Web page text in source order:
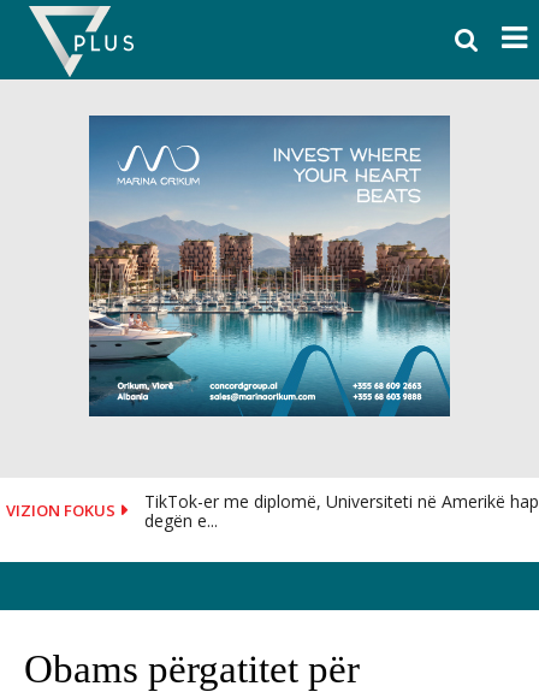
Skip
content
VIZION FOKUS
TikTok-er me diplomë, Universiteti në Amerikë hap
degën e...
Obams përgatitet për